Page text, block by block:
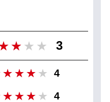
3
4
4